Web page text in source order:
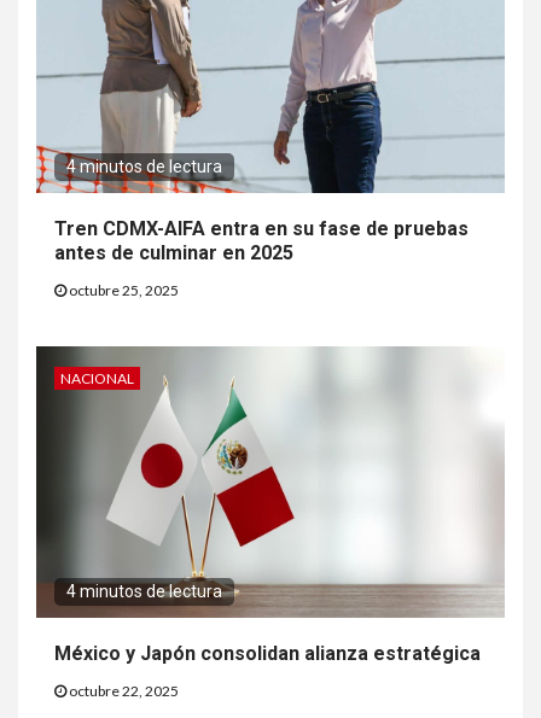
4 minutos de lectura
Tren CDMX-AIFA entra en su fase de pruebas
antes de culminar en 2025
octubre 25, 2025
NACIONAL
4 minutos de lectura
México y Japón consolidan alianza estratégica
octubre 22, 2025